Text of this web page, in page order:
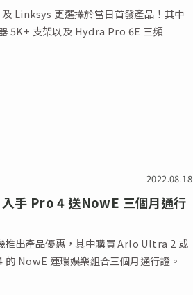
Linksys 更選擇於當日首發產品！其中
5K+ 支架以及 Hydra Pro 6E 三頻
2022.08.18
手 Pro 4 送NowE 三個月通行
推出產品優惠，其中購買 Arlo Ultra 2 或
NowE 連環娛樂組合三個月通行證。